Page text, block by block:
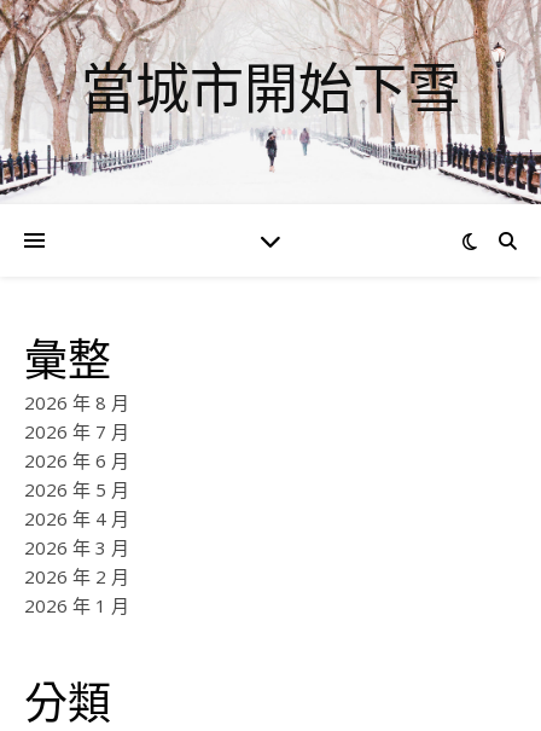
當城市開始下雪
彙整
2026 年 8 月
2026 年 7 月
2026 年 6 月
2026 年 5 月
2026 年 4 月
2026 年 3 月
2026 年 2 月
2026 年 1 月
分類